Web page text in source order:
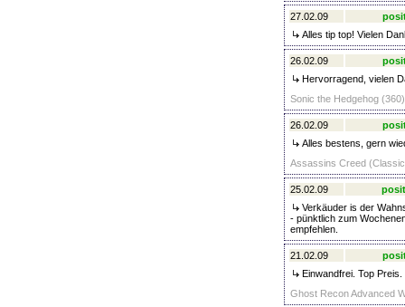
27.02.09
Alles tip top! Vielen
26.02.09
Hervorragend, vielen
Sonic the Hedgehog
26.02.09
Alles bestens, gern
Assassins Creed
25.02.09
Verkäuder is der
- pünktlich zum
empfehlen.
21.02.09
Einwandfrei. Top
Ghost Recon Advanced